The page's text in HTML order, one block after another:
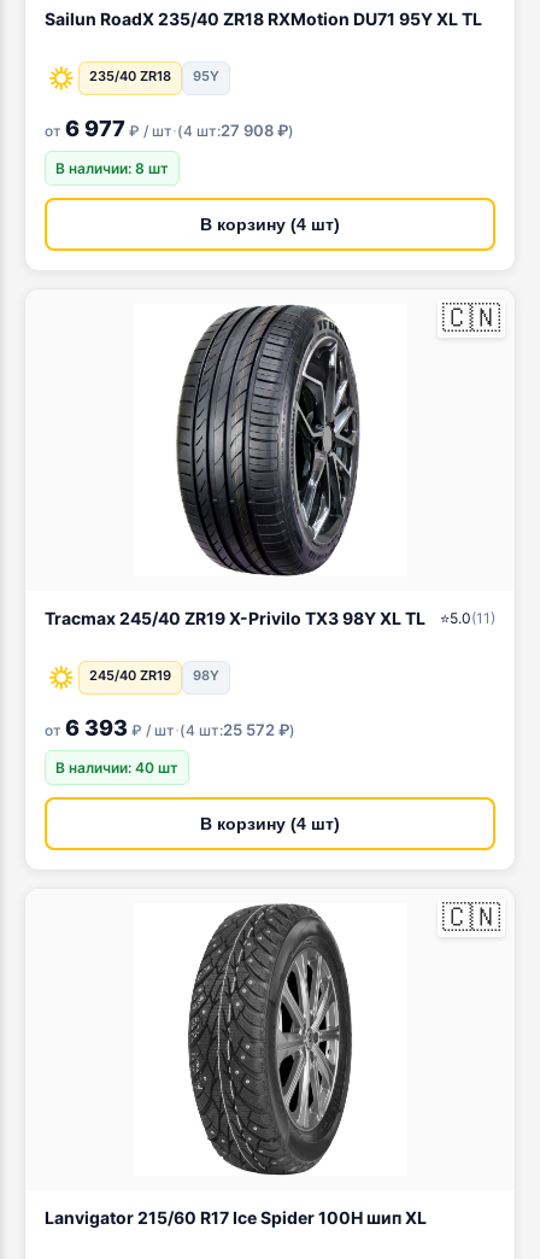
Sailun RoadX 235/40 ZR18 RXMotion DU71 95Y XL TL
235/40 ZR18 95Y
от 6 977 ₽ / шт·(4 шт:27 908 ₽)
В наличии: 8 шт
В корзину (4 шт)
🇨🇳
Tracmax 245/40 ZR19 X-Privilo TX3 98Y XL TL ⭐5.0(11)
245/40 ZR19 98Y
от 6 393 ₽ / шт·(4 шт:25 572 ₽)
В наличии: 40 шт
В корзину (4 шт)
🇨🇳
Lanvigator 215/60 R17 Ice Spider 100H шип XL